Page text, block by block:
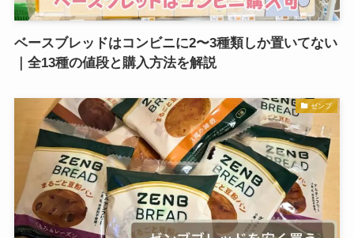
ベースブレッドはコンビニに2〜3種類しか置いてない
｜全13種の値段と購入方法を解説
ゼンブ